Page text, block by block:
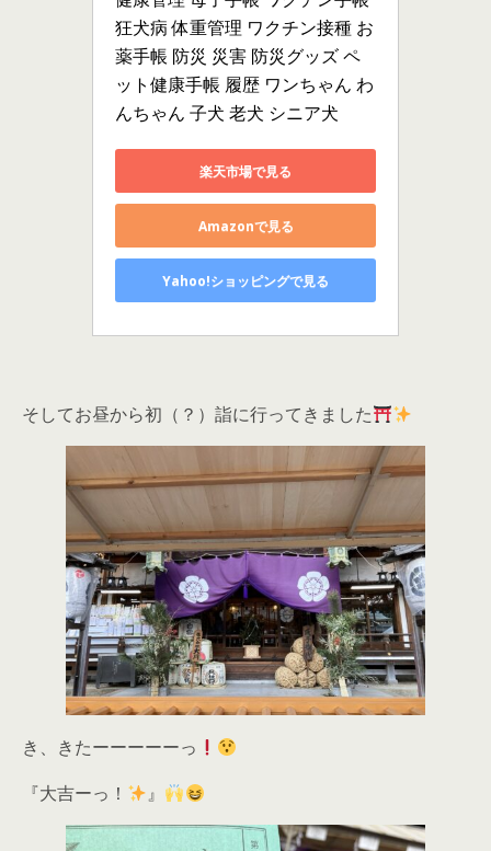
狂犬病 体重管理 ワクチン接種 お
薬手帳 防災 災害 防災グッズ ペ
ット健康手帳 履歴 ワンちゃん わ
んちゃん 子犬 老犬 シニア犬
楽天市場で見る
Amazonで見る
Yahoo!ショッピングで見る
そしてお昼から初（？）詣に行ってきました
き、きたーーーーーっ
『大吉ーっ！
』